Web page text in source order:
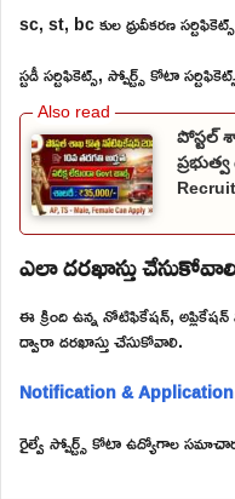
sc, st, bc కుల ధ్రువీకరణ
స్టడీ సర్టిఫికెట్స్, స్పోర్ట్స్ కోటా
పోస్టల్
ఎలా దరఖాస్తు
ఈ క్రింది ఉన్న నోటిఫికేషన్,
ద్వారా దరఖాస్తు చేసుకోవాలి.
Notification &
రైల్వే స్పోర్ట్స్ కోటా ఉద్యోగాల